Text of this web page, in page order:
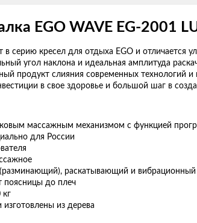
EGO WAVE EG-2001
серию кресел для отдыха EGO и
угол наклона и идеальная амплитуда
продукт слияния современных технологий
в свое здоровье и большой шаг в
массажным механизмом с функцией
для России
раскатывающий и вибрационный
поясницы до плеч
кг
из дерева